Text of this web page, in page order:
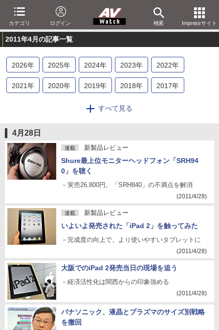
カテゴリ ログイン 検索 Impressサイト
2011年4月の記事一覧
2026年 2025年 2024年 2023年 2022年
2021年 2020年 2019年 2018年 2017年
2014年 2013
2006年 年 2004年 2003
2001 年
すべて見る
4月28日
連載 新製品レビュー
Shure最上位モニターヘッドフォン「SRH94
0」を聴く
－実売26,800円。「SRH840」の不満点を解消
(2011/4/28)
連載 新製品レビュー
いよいよ発売された「iPad 2」を触ってみた
－完成度の向上で、より使いやすいタブレットに
(2011/4/28)
大阪でのiPad 2発売当日の現場を追う
－経済活性化は関西からの印象強める
(2011/4/28)
パナソニック、液晶とプラズマのサイズ別戦略
を撤回